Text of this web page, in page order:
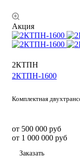
Акция
2КТПН
2КТПН-1600
Комплектная
от 500 000 руб
от 1 000 000 руб
Заказать